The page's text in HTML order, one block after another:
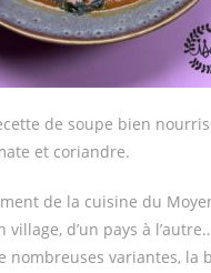
de soupe bien
et coriandre.
de la cuisine du
village, d’un pays à
nombreuses variantes,